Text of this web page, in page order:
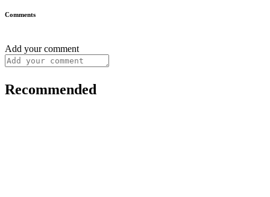
Comments
Add your comment
Recommended